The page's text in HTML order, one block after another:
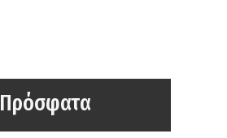
Πρόσφατα